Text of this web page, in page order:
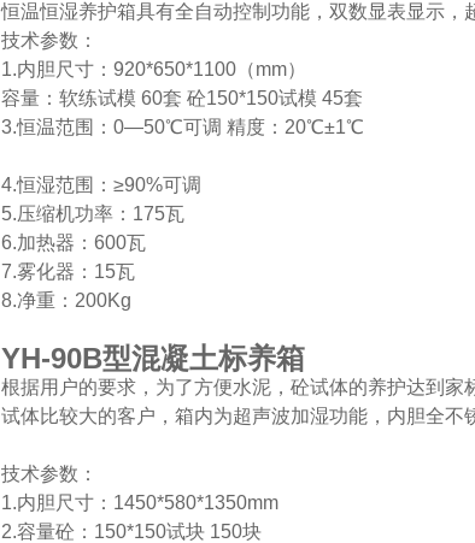
恒温恒湿养护箱具有全自动控制功能，双数显表显示，
技术参数：
1.内胆尺寸：920*650*1100（mm）
容量：软练试模 60套 砼150*150试模 45套
3.恒温范围：0—50℃可调 精度：20℃±1℃
4.恒湿范围：≥90%可调
5.压缩机功率：175瓦
6.加热器：600瓦
7.雾化器：15瓦
8.净重：200Kg
YH-90B型混凝土标养箱
根据用户的要求，为了方便水泥，砼试体的养护达到
试体比较大的客户，箱内为超声波加湿功能，内胆全不
技术参数：
1.内胆尺寸：1450*580*1350mm
2.容量砼：150*150试块 150块